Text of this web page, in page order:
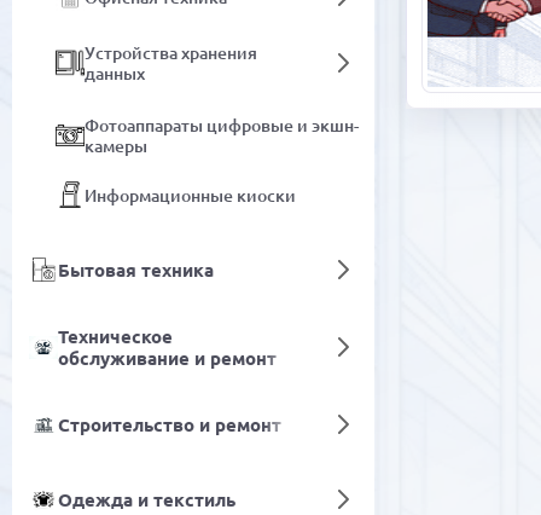
Устройства хранения
данных
Фотоаппараты цифровые и экшн-
камеры
Информационные киоски
Бытовая техника
Техническое
обслуживание и ремонт
Строительство и ремонт
Одежда и текстиль